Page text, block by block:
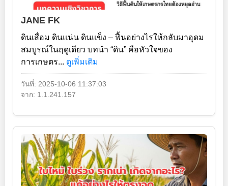
JANE FK
ดินเสื่อม ดินแน่น ดินแข็ง – ฟื้นอย่างไรให้กลับมาอุดม
สมบูรณ์ในฤดูเดียว บทนำ “ดิน” คือหัวใจของ
การเกษตร... ดูเพิ่มเติม
วันที่: 2025-10-06 11:37:03
จาก: 1.1.241.157